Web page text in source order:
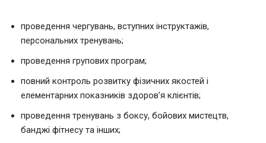
проведення чергувань, вступних інструктажів,
персональних тренувань;
проведення групових програм;
повний контроль розвитку фізичних якостей і
елементарних показників здоров’я клієнтів;
проведення тренувань з боксу, бойових мистецтв,
банджі фітнесу та інших;